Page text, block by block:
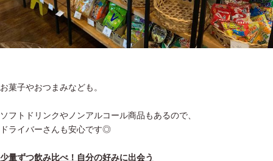
お菓子やおつまみなども。
ソフトドリンクやノンアルコール商品もあるので、
ドライバーさんも安心です◎
少量ずつ飲み比べ！自分の好みに出会う